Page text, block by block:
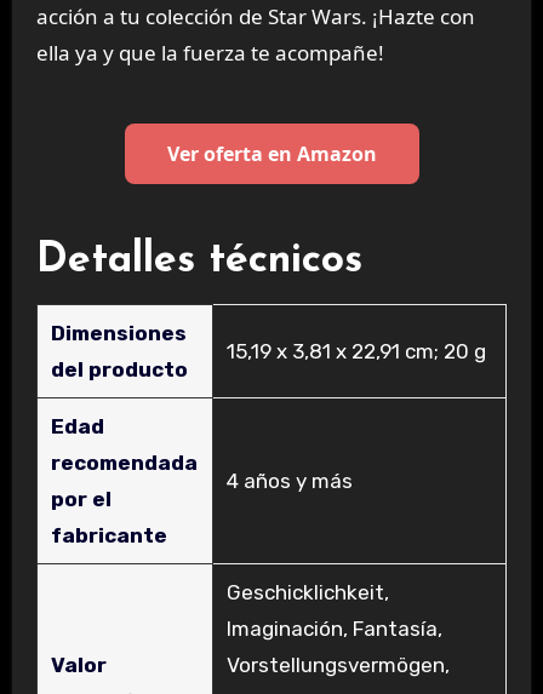
acción a tu colección de Star Wars. ¡Hazte con
ella ya y que la fuerza te acompañe!
Ver oferta en Amazon
Detalles técnicos
Dimensiones
del producto
‎15,19 x 3,81 x 22,91 cm; 20 g
Edad
recomendada
por el
fabricante
‎4 años y más
Valor
‎Geschicklichkeit,
Imaginación, Fantasía,
Vorstellungsvermögen,